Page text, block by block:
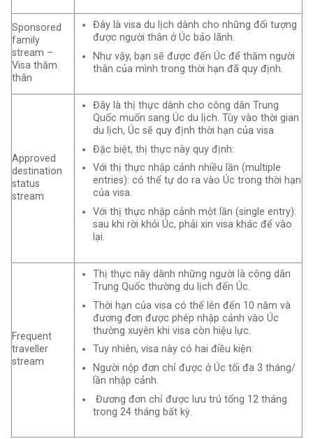
Sponsored
family
stream –
Visa thăm
thân
Đây là visa du lịch dành cho những đối tượng
được người thân ở Úc bảo lãnh.
Như vậy, bạn sẽ được đến Úc để thăm người
thân của mình trong thời hạn đã quy định.
Approved
destination
status
stream
Đây là thị thực dành cho công dân Trung
Quốc muốn sang Úc du lịch. Tùy vào thời gian
du lịch, Úc sẽ quy định thời hạn của visa.
Đặc biệt, thị thực này quy định:
Với thị thực nhập cảnh nhiều lần (multiple
entries): có thể tự do ra vào Úc trong thời hạn
của visa.
Với thị thực nhập cảnh một lần (single entry):
sau khi rời khỏi Úc, phải xin visa khác để vào
lại.
Frequent
traveller
stream
Thị thực này dành những người là công dân
Trung Quốc thường du lịch đến Úc.
Thời hạn của visa có thể lên đến 10 năm và
đương đơn được phép nhập cảnh vào Úc
thường xuyên khi visa còn hiệu lực.
Tuy nhiên, visa này có hai điều kiện:
Người nộp đơn chỉ được ở Úc tối đa 3 tháng/
lần nhập cảnh.
Đương đơn chỉ được lưu trú tổng 12 tháng
trong 24 tháng bất kỳ.